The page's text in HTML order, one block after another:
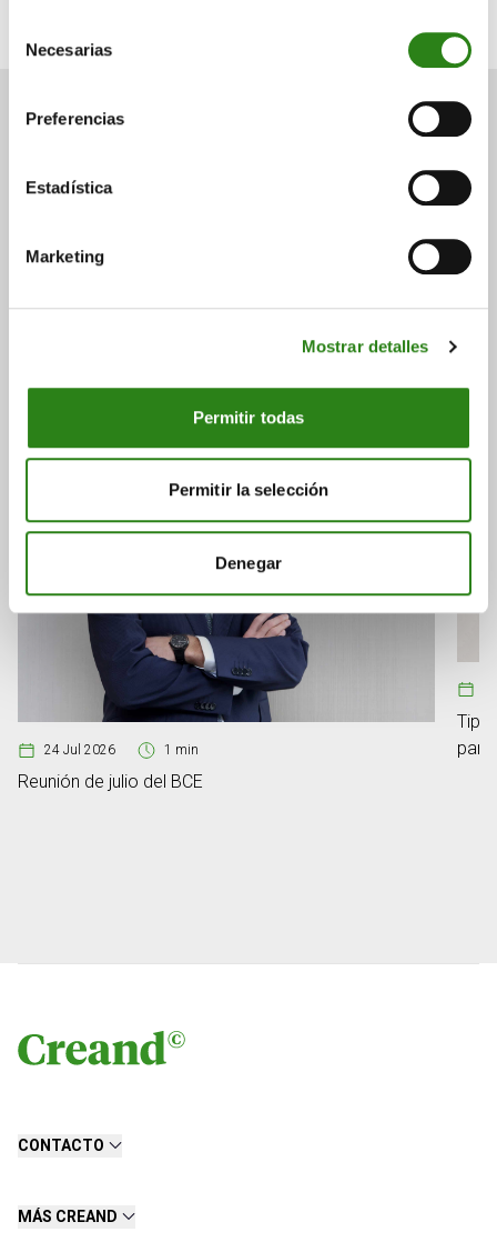
Necesarias
Preferencias
Estadística
Marketing
Mostrar detalles
Permitir todas
Permitir la selección
Denegar
También puede
interesarte
24 Jul 2026 1 min
Reunión de julio del BCE
CONTACTO
MÁS CREAND